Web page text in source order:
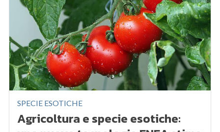
SPECIE ESOTICHE
Agricoltura e specie esotiche: